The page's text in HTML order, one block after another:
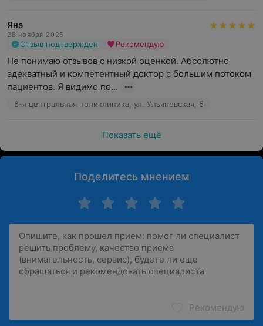
Яна
28 ноября 2025
Отзыв подтвержден Рекомендую
Не понимаю отзывов с низкой оценкой. Абсолютно
адекватный и компетентный доктор с большим потоком
пациентов. Я видимо по...
6-я центральная поликлиника, ул. Ульяновская, 5
Показать ещё
Поделитесь мнением
Рекомендую